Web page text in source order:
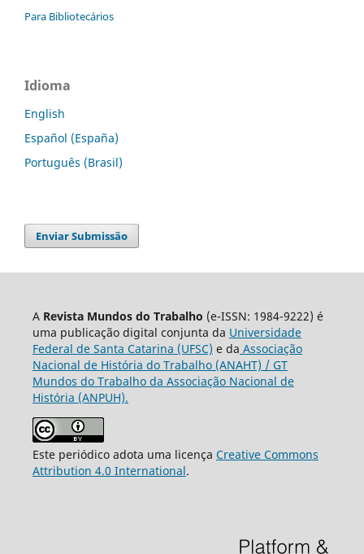
Para Bibliotecários
Idioma
English
Español (España)
Português (Brasil)
Enviar Submissão
A Revista Mundos do Trabalho (e-ISSN: 1984-9222) é
uma publicação digital conjunta da Universidade
Federal de Santa Catarina (UFSC) e da Associação
Nacional de História do Trabalho (ANAHT) / GT
Mundos do Trabalho da Associação Nacional de
História (ANPUH).
Este periódico adota uma licença Creative Commons
Attribution 4.0 International.